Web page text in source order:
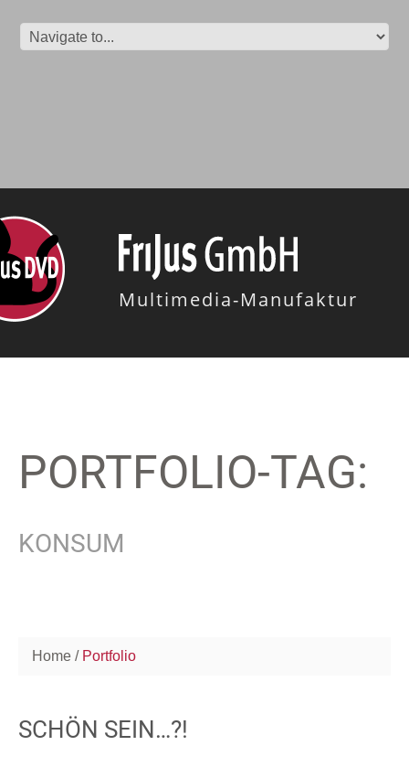
Multimedia-Manufaktur
PORTFOLIO-TAG:
KONSUM
Home Portfolio
SCHÖN SEIN…?!